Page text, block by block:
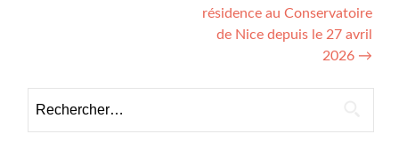
résidence au Conservatoire
de Nice depuis le 27 avril
2026 →